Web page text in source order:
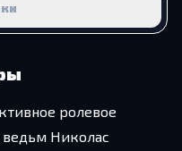
ролевое
ведьм Николас